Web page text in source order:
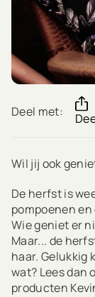
Deel met:
Wil jij ook
De herfst is
pompoenen
Wie geniet er
Maar... de
haar. Gelukkig
wat? Lees dan
producten